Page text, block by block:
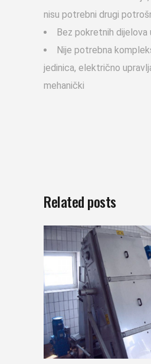
nisu potrebni drugi
Bez pokretnih dijelova
Nije potrebna
jedinica, električno
mehanički
Related posts